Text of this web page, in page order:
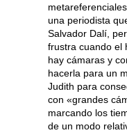
una periodista
Salvador Dalí,
frustra cuando el
hay cámaras y
hacerla para un
Judith para
con «grandes
marcando los
de un modo